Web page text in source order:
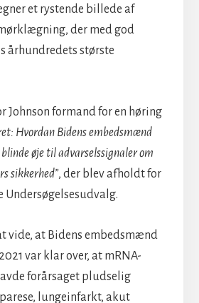
et rystende billede af
der med god
århundredets største
Johnson formand for en høring
Hvordan Bidens embedsmænd
øje til advarselssignaler om
sikkerhed”, der blev afholdt for
Undersøgelsesudvalg.
vide, at Bidens embedsmænd
var klar over, at mRNA-
forårsaget pludselig
lungeinfarkt, akut